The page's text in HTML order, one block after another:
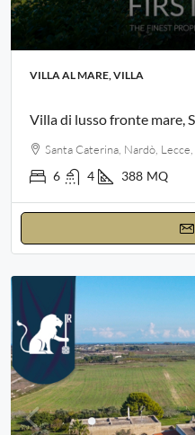
VILLA AL MARE, VILLA
Villa di lusso fronte mare,
Santa Caterina, Nardò,
6 4 388 MQ